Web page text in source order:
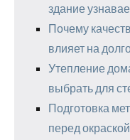
здание
Почему
влияет на
Утепление
выбрать для
Подготовка
перед